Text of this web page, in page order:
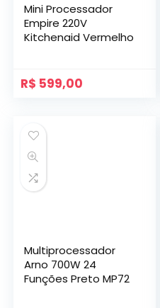
Mini Processador
Empire 220V
Kitchenaid Vermelho
R$ 599,00
Multiprocessador
Arno 700W 24
Funções Preto MP72